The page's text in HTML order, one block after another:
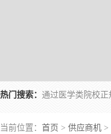
热门搜索：
当前位置： 首页 > 供应商机 >